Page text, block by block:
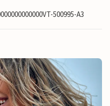
500995-A3